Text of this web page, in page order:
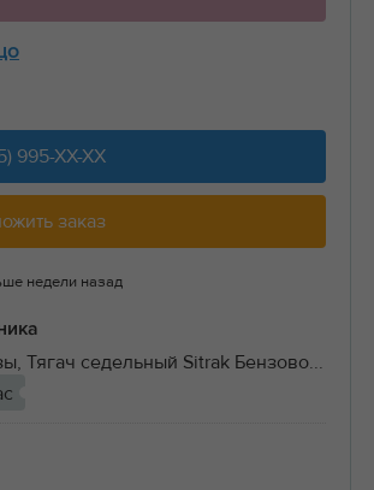
995-XX-XX
заказ
недели назад
Тягач седельный Sitrak Бензово...